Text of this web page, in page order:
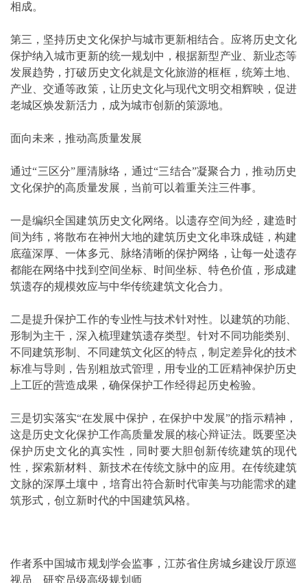
相成。
第三，坚持历史文化保护与城市更新相结合。应将历史文化
保护纳入城市更新的统一规划中，根据新型产业、新业态等
发展趋势，打破历史文化就是文化旅游的框框，统筹土地、
产业、交通等政策，让历史文化与现代文明交相辉映，促进
老城区焕发新活力，成为城市创新的策源地。
面向未来，推动高质量发展
通过“三区分”厘清脉络，通过“三结合”凝聚合力，推动历史
文化保护的高质量发展，当前可以着重关注三件事。
一是编织全国建筑历史文化网络。以遗存空间为经，建造时
间为纬，将散布在神州大地的建筑历史文化串珠成链，构建
底蕴深厚、一体多元、脉络清晰的保护网络，让每一处遗存
都能在网络中找到空间坐标、时间坐标、特色价值，形成建
筑遗存的规模效应与中华传统建筑文化合力。
二是提升保护工作的专业性与技术针对性。以建筑的功能、
形制为主干，深入梳理建筑遗存类型。针对不同功能类别、
不同建筑形制、不同建筑文化区的特点，制定差异化的技术
标准与导则，告别粗放式管理，用专业的工匠精神保护历史
上工匠的营造成果，确保保护工作经得起历史检验。
三是切实落实“在发展中保护，在保护中发展”的指示精神，
这是历史文化保护工作高质量发展的核心辩证法。既要坚决
保护历史文化的真实性，同时要大胆创新传统建筑的现代
性，探索新材料、新技术在传统文脉中的应用。在传统建筑
文脉的深厚土壤中，培育出符合新时代审美与功能需求的建
筑形式，创立新时代的中国建筑风格。
作者系中国城市规划学会监事，江苏省住房城乡建设厅原巡
视员、研究员级高级规划师